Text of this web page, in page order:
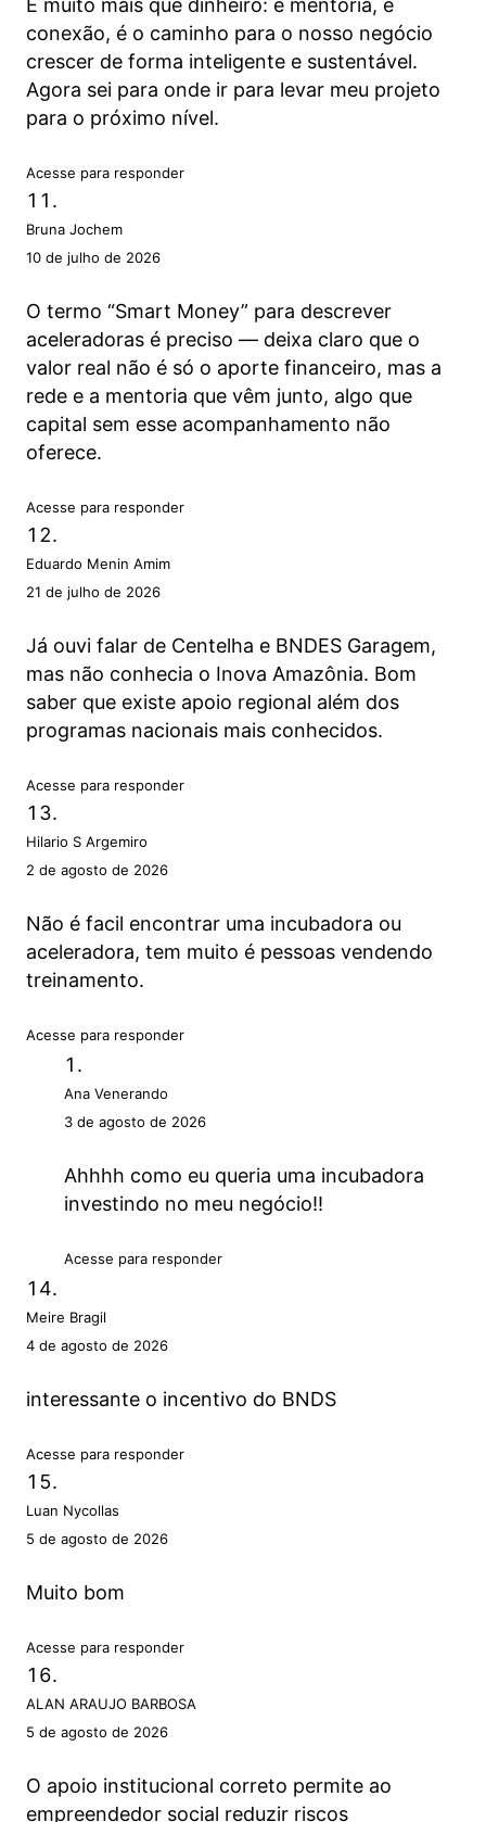
É muito mais que dinheiro: é mentoria, é
conexão, é o caminho para o nosso negócio
crescer de forma inteligente e sustentável.
Agora sei para onde ir para levar meu projeto
para o próximo nível.
Acesse para responder
Bruna Jochem
10 de julho de 2026
O termo “Smart Money” para descrever
aceleradoras é preciso — deixa claro que o
valor real não é só o aporte financeiro, mas a
rede e a mentoria que vêm junto, algo que
capital sem esse acompanhamento não
oferece.
Acesse para responder
Eduardo Menin Amim
21 de julho de 2026
Já ouvi falar de Centelha e BNDES Garagem,
mas não conhecia o Inova Amazônia. Bom
saber que existe apoio regional além dos
programas nacionais mais conhecidos.
Acesse para responder
Hilario S Argemiro
2 de agosto de 2026
Não é facil encontrar uma incubadora ou
aceleradora, tem muito é pessoas vendendo
treinamento.
Acesse para responder
Ana Venerando
3 de agosto de 2026
Ahhhh como eu queria uma incubadora
investindo no meu negócio!!
Acesse para responder
Meire Bragil
4 de agosto de 2026
interessante o incentivo do BNDS
Acesse para responder
Luan Nycollas
5 de agosto de 2026
Muito bom
Acesse para responder
ALAN ARAUJO BARBOSA
5 de agosto de 2026
O apoio institucional correto permite ao
empreendedor social reduzir riscos